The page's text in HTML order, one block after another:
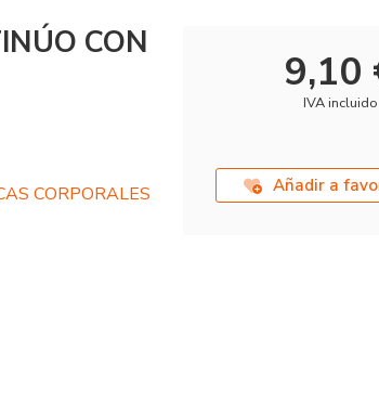
CON
CORPORALES
9,10
IVA incluido
Añadir a